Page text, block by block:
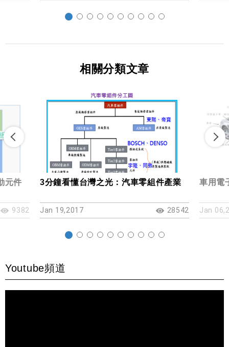
相關分類文章
元件
9382
3分鐘看懂台灣之光：汽車零組件產業
Jan 19,2017 28542
車用電
Jan
Youtube頻道